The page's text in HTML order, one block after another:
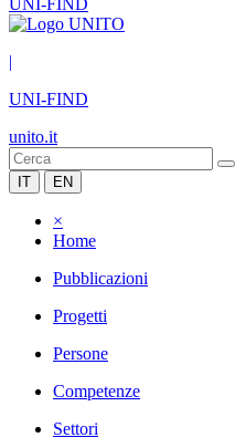
UNI-FIND
|
UNI-FIND
unito.it
IT EN
×
Home
Pubblicazioni
Progetti
Persone
Competenze
Settori